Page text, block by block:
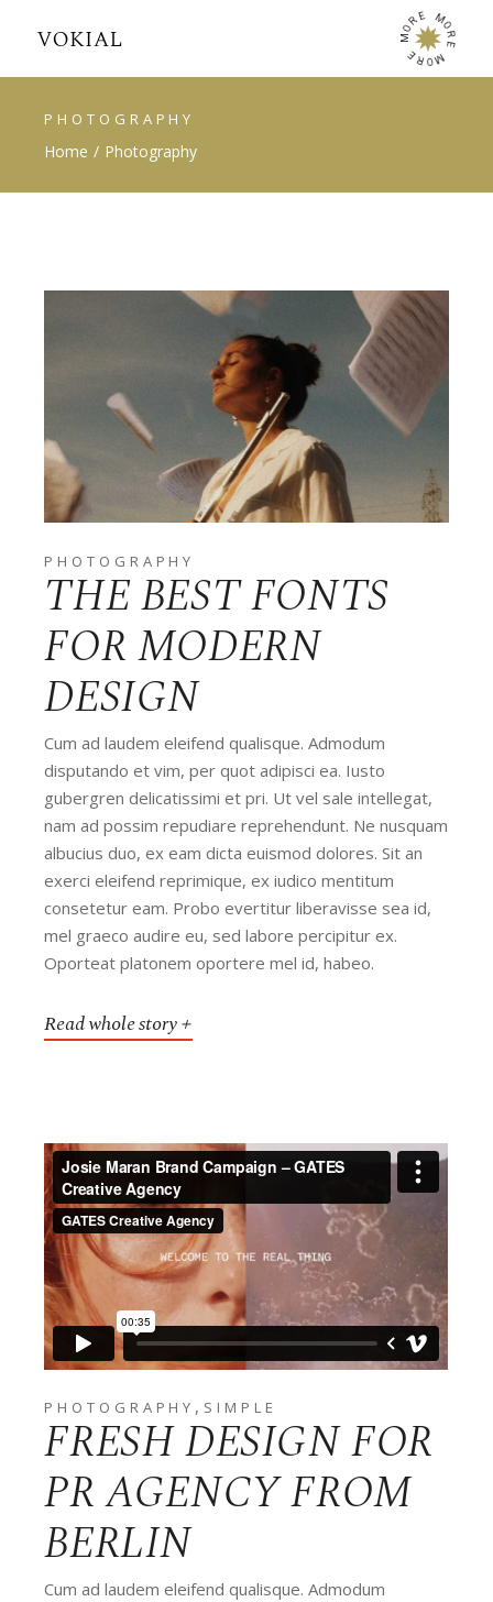
M
O
RE MO
R
E
M
O
R
E
PHOTOGRAPHY
Home Photography
PHOTOGRAPHY
THE BEST FONTS
FOR MODERN
DESIGN
Cum ad laudem eleifend qualisque. Admodum
disputando et vim, per quot adipisci ea. Iusto
gubergren delicatissimi et pri. Ut vel sale intellegat,
nam ad possim repudiare reprehendunt. Ne nusquam
albucius duo, ex eam dicta euismod dolores. Sit an
exerci eleifend reprimique, ex iudico mentitum
consetetur eam. Probo evertitur liberavisse sea id,
mel graeco audire eu, sed labore percipitur ex.
Oporteat platonem oportere mel id, habeo.
Read whole story
PHOTOGRAPHY , SIMPLE
FRESH DESIGN FOR
PR AGENCY FROM
BERLIN
Cum ad laudem eleifend qualisque. Admodum